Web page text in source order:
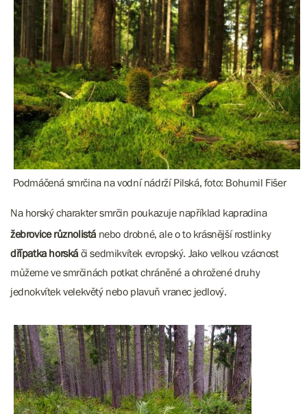
Podmáčená smrčina na vodní nádrží Pilská, foto: Bohumil Fišer
Na horský charakter smrčin poukazuje například kapradina
žebrovice různolistá nebo drobné, ale o to krásnější rostlinky
dřípatka horská či sedmikvítek evropský. Jako velkou vzácnost
můžeme ve smrčinách potkat chráněné a ohrožené druhy
jednokvítek velekvětý nebo plavuň vranec jedlový.